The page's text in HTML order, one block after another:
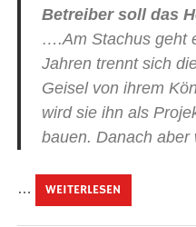
Betreiber soll das
….Am Stachus geht
Jahren trennt sich
Geisel von ihrem
wird sie ihn als
bauen. Danach aber
… WEITERLESEN